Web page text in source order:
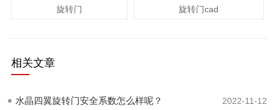
旋转门 旋转门cad
相关文章
水晶四翼旋转门安全系数怎么样呢？ 2022-11-12